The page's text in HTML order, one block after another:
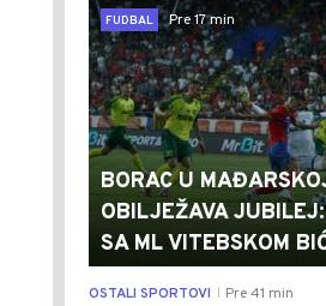
FUDBAL
Pre 17 min
BORAC U
OBILJEŽAVA
SA ML VITEBSKOM
OSTALI SPORTOVI Pre 41 min